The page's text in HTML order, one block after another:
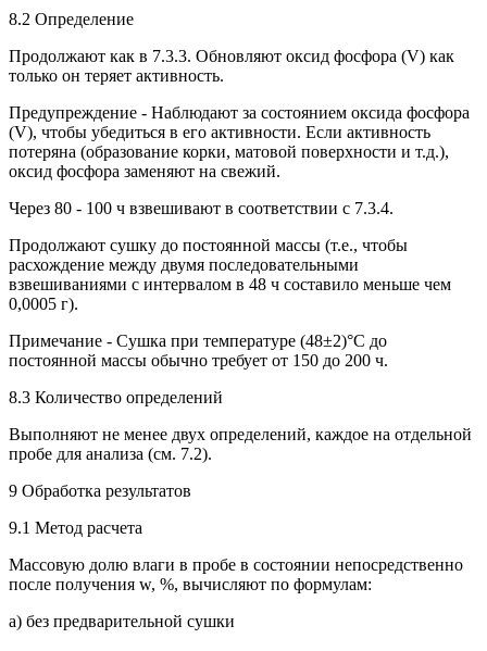
8.2 Определение
Продолжают как в 7.3.3. Обновляют оксид фосфора (V) как
только он теряет активность.
Предупреждение - Наблюдают за состоянием оксида фосфора
(V), чтобы убедиться в его активности. Если активность
потеряна (образование корки, матовой поверхности и т.д.),
оксид фосфора заменяют на свежий.
Через 80 - 100 ч взвешивают в соответствии с 7.3.4.
Продолжают сушку до постоянной массы (т.е., чтобы
расхождение между двумя последовательными
взвешиваниями с интервалом в 48 ч составило меньше чем
0,0005 г).
Примечание - Сушка при температуре (48±2)°С до
постоянной массы обычно требует от 150 до 200 ч.
8.3 Количество определений
Выполняют не менее двух определений, каждое на отдельной
пробе для анализа (см. 7.2).
9 Обработка результатов
9.1 Метод расчета
Массовую долю влаги в пробе в состоянии непосредственно
после получения w, %, вычисляют по формулам:
а) без предварительной сушки